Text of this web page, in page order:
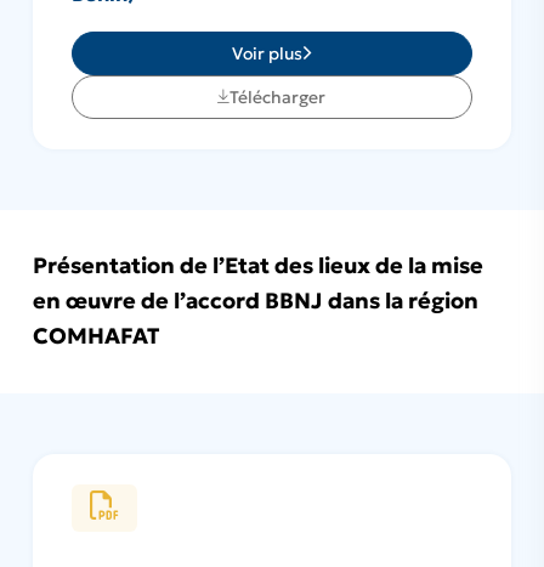
Voir plus
Télécharger
Présentation de l’Etat des lieux de la mise
en œuvre de l’accord BBNJ dans la région
COMHAFAT